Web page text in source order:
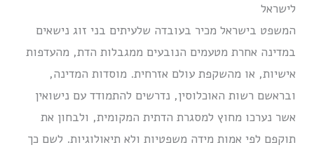
לישראל
המשפט בישראל מכיר בעובדה שלעיתים בני זוג נישאים
במדינה אחרת מטעמים הנובעים ממגבלות הדת, מהעדפות
אישיות, או מהשקפת עולם אזרחית. מוסדות המדינה,
ובראשם רשות האוכלוסין, נדרשים להתמודד עם נישואין
אשר נערכו מחוץ למסגרת הדתית המקומית, ולבחון את
תוקפם לפי אמות מידה משפטיות ולא תיאולוגיות. לשם כך